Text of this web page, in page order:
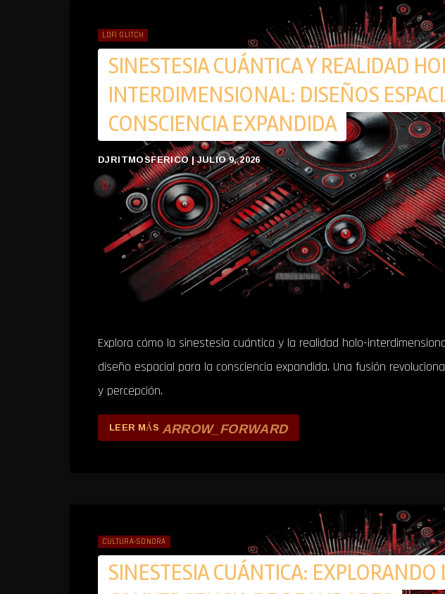
LOFI GLITCH
SINESTESIA CUÁNTICA Y REALIDAD
INTERDIMENSIONAL: DISEÑOS
CONSCIENCIA EXPANDIDA
DJRITMOSFERICO | JULIO 9, 2026
Explora cómo la sinestesia cuántica y la realidad holo-
diseño espacial para la consciencia expandida. Una fusión
y percepción.
LEER MÁS ARROW_FORWARD
CULTURA-SONORA
SINESTESIA CUÁNTICA: EXPLORANDO